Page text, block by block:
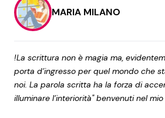
MARIA MILANO
!La scrittura non è magia ma,
porta d’ingresso per quel mondo che
noi. La parola scritta ha la forza di
illuminare l’interiorità" benvenuti nel